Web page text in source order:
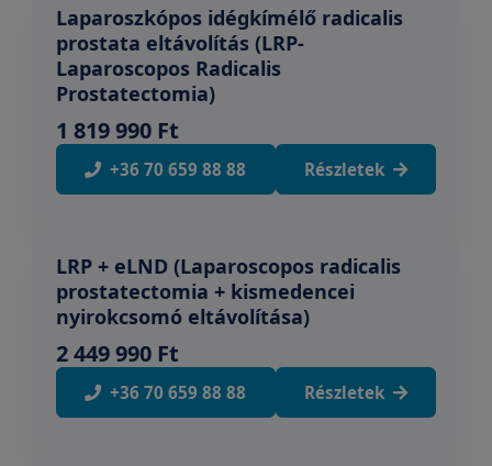
Laparoszkópos idégkímélő radicalis
prostata eltávolítás (LRP-
Laparoscopos Radicalis
Prostatectomia)
1 819 990 Ft
+36 70 659 88 88 Részletek
LRP + eLND (Laparoscopos radicalis
prostatectomia + kismedencei
nyirokcsomó eltávolítása)
2 449 990 Ft
+36 70 659 88 88 Részletek